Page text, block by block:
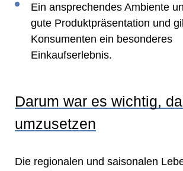
Ein ansprechendes Ambiente
gute Produktpräsentation und
Konsumenten ein besonderes
Einkaufserlebnis.
Darum war es wichtig,
umzusetzen
Die regionalen und saisonalen